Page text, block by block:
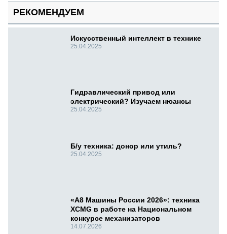
РЕКОМЕНДУЕМ
Искусственный интеллект в технике
25.04.2025
Гидравлический привод или
электрический? Изучаем нюансы
25.04.2025
Б/у техника: донор или утиль?
25.04.2025
«А8 Машины России 2026»: техника
XCMG в работе на Национальном
конкурсе механизаторов
14.07.2026